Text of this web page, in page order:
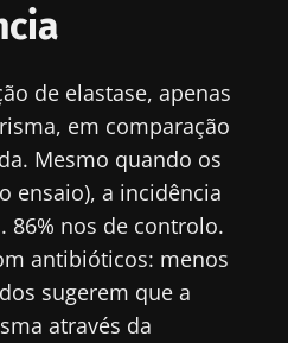
de elastase, apenas
em comparação
Mesmo quando os
ensaio), a incidência
86% nos de controlo.
antibióticos: menos
sugerem que a
através da
da Microbiota
atualizado com
atualizado com
a Biocodex
do Biocodex